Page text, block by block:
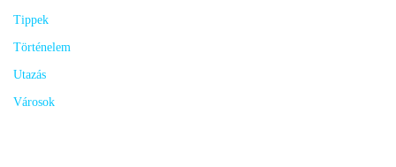
Tippek
Történelem
Utazás
Városok